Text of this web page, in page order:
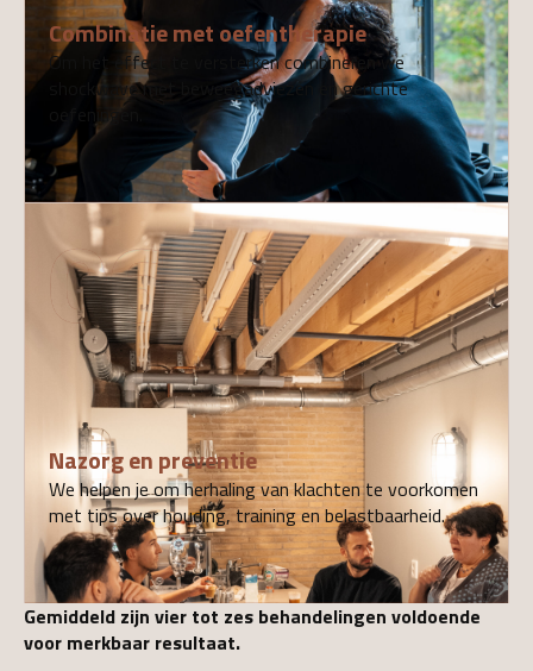
Combinatie met oefentherapie
Om het effect te versterken combineren we
shockwave met beweegadviezen en gerichte
oefeningen.
06
Nazorg en preventie
We helpen je om herhaling van klachten te voorkomen
met tips over houding, training en belastbaarheid.
Gemiddeld zijn vier tot zes behandelingen voldoende
voor merkbaar resultaat.